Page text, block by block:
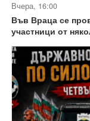
Вчера, 16:00
Във Враца се
участници от